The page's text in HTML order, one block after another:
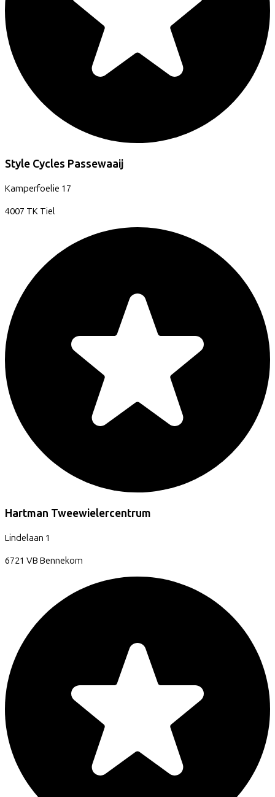
Style Cycles Passewaaij
Kamperfoelie 17
4007 TK Tiel
Hartman Tweewielercentrum
Lindelaan 1
6721 VB Bennekom